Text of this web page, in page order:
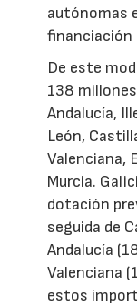
autónomas
De este
138
Andalucía,
León,
Valenciana,
Murcia.
dotación
seguida de
Andalucía
Valenciana
estos